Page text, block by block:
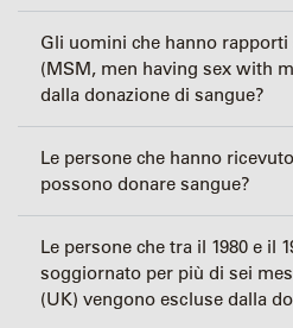
Gli uomini che hanno
(MSM, men having sex with
dalla donazione di sangue?
Le persone che hanno
possono donare sangue?
Le persone che tra il 1980 e il
soggiornato per più di sei
(UK) vengono escluse dalla